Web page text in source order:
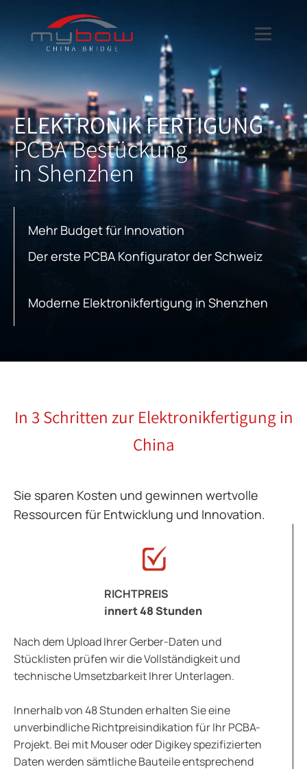
ELEKTRONIK FERTIGUNG
PCBA Bestückung
in Shenzhen
Mehr Budget für Innovation
Der erste PCBA Konfigurator der Schweiz
Moderne Elektronikfertigung in Shenzhen
In 3 Schritten zur Elektronikfertigung in
China
Sie sparen Kosten und gewinnen wertvolle
Ressourcen für Entwicklung und Innovation.
RICHTPREIS
innert 48 Stunden
Nach dem Upload Ihrer Gerber-Daten und
Stücklisten prüfen wir die Vollständigkeit und
technische Umsetzbarkeit Ihrer Unterlagen.
Innerhalb von 48 Stunden erhalten Sie eine
unverbindliche Richtpreisindikation für Ihr PCBA-
Projekt. Bei mit Mouser oder Digikey spezifizierten
Daten werden sämtliche Bauteile entsprechend